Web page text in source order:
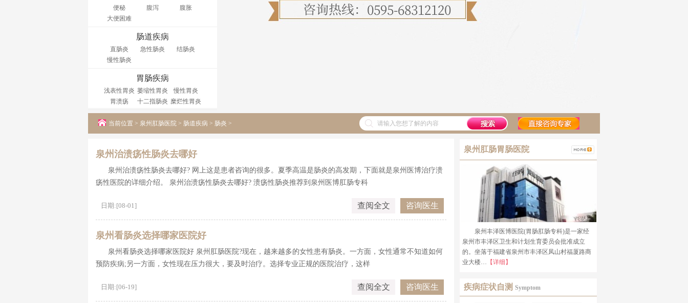
便秘 腹泻
腹胀
大便困难
肠道疾病
直肠炎 急性肠炎
结肠炎
慢性肠炎
胃肠疾病
浅表性胃炎 萎缩性胃炎
慢性胃炎
胃溃疡
十二指肠炎 糜烂性胃炎
当前位置 > 泉州肛肠医院 > 肠道疾病 > 肠炎 >
泉州治溃疡性肠炎去哪好
泉州治溃疡性肠炎去哪好? 网上这是患者咨询的很多。夏季高温是肠炎的高发期，下面就是泉州医博治疗溃
疡性医院的详细介绍。 泉州治溃疡性肠炎去哪好? 溃疡性肠炎推荐到泉州医博肛肠专科
日期:[08-01] 查阅全文 咨询医生
泉州看肠炎选择哪家医院好
泉州看肠炎选择哪家医院好 泉州肛肠医院?现在，越来越多的女性患有肠炎。一方面，女性通常不知道如何
预防疾病;另一方面，女性现在压力很大，要及时治疗。选择专业正规的医院治疗，这样
日期:[06-19] 查阅全文 咨询医生
泉州肛肠胃肠医院
泉州丰泽医博医院(胃肠肛肠专科)是一家经
泉州市丰泽区卫生和计划生育委员会批准成立
的。坐落于福建省泉州市丰泽区凤山村福厦路商
业大楼… 【详细】
疾病症状自测 Symptom